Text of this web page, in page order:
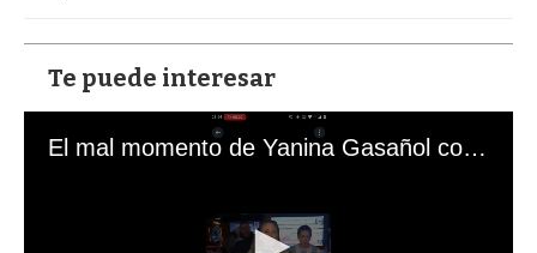
Te puede interesar
El mal momento de Yanina Gasañol con un hincha argentino en "Subrayado"